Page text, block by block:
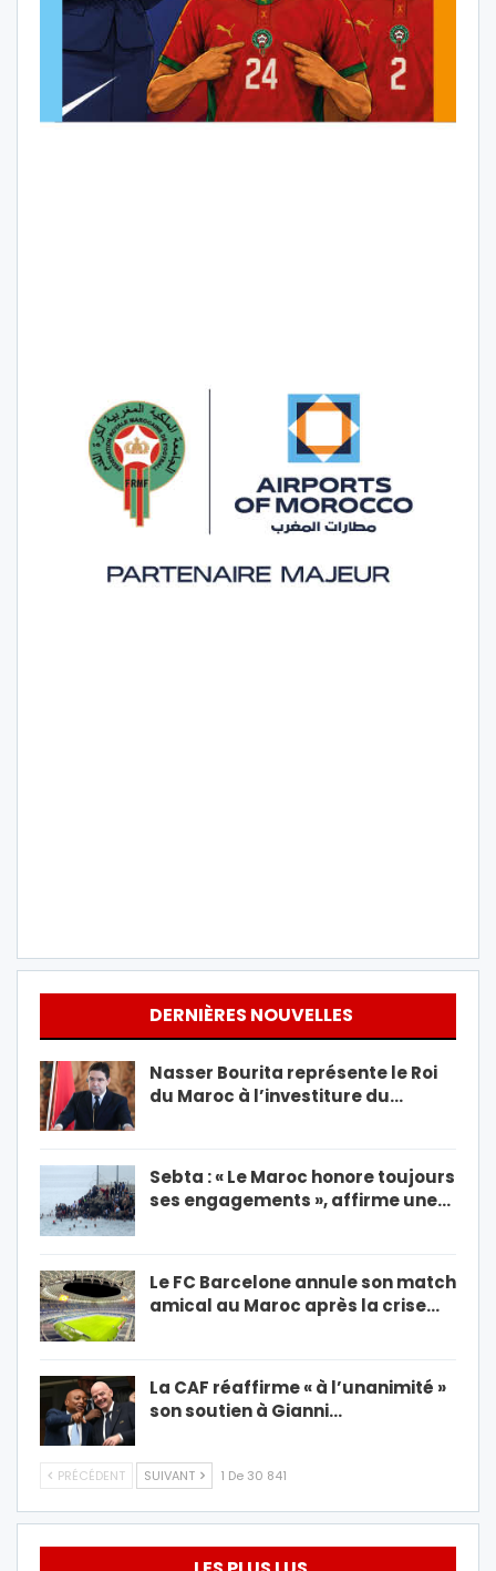
DERNIÈRES NOUVELLES
Nasser Bourita représente le Roi
du Maroc à l’investiture du…
Sebta : « Le Maroc honore toujours
ses engagements », affirme une…
Le FC Barcelone annule son match
amical au Maroc après la crise…
La CAF réaffirme « à l’unanimité »
son soutien à Gianni…
PRÉCÉDENT SUIVANT 1 De 30 841